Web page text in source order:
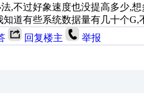
,不过好象速度也没提高多少,
道有些系统数据量有几十个
回复楼主 举报